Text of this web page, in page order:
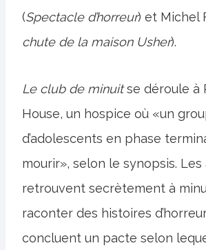
(Spectacle d’horreur) et Michel
chute de la maison Usher).
Le club de minuitse déroule à
House, un hospice où «un
d’adolescents en phase
mourir», selon le synopsis. Les
retrouvent secrètement à
raconter des histoires
concluent un pacte selon